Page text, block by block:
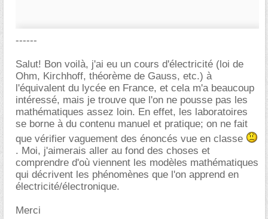
------
Salut! Bon voilà, j'ai eu un cours d'électricité (loi de
Ohm, Kirchhoff, théorème de Gauss, etc.) à
l'équivalent du lycée en France, et cela m'a beaucoup
intéressé, mais je trouve que l'on ne pousse pas les
mathématiques assez loin. En effet, les laboratoires
se borne à du contenu manuel et pratique; on ne fait
que vérifier vaguement des énoncés vue en classe
. Moi, j'aimerais aller au fond des choses et
comprendre d'où viennent les modèles mathématiques
qui décrivent les phénomènes que l'on apprend en
électricité/électronique.
Merci